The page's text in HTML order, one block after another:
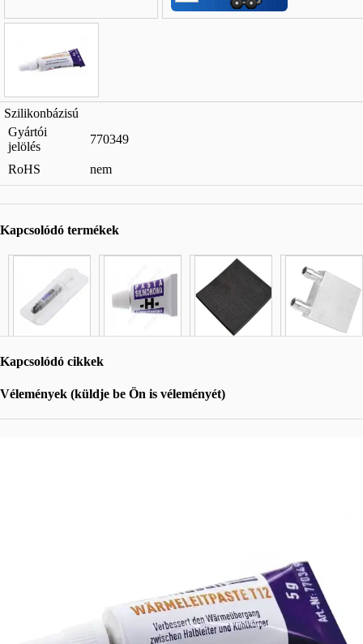
Név*:
E-mail
Szilikonbázisú
Gyártói
jelölés
770349
RoHS nem
Kapcsolódó termékek
Kapcsolódó cikkek
Vélemények (küldje be Ön is véleményét)